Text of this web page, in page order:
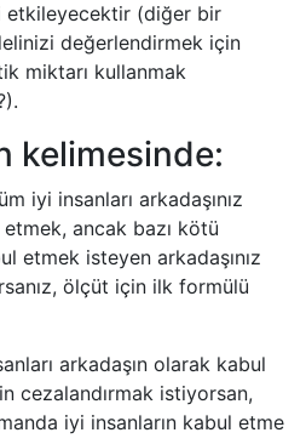
etkileyecektir (diğer bir
değerlendirmek için
miktarı kullanmak
kelimesinde:
iyi insanları arkadaşınız
ancak bazı kötü
etmek isteyen arkadaşınız
ölçüt için ilk formülü
arkadaşın olarak kabul
cezalandırmak istiyorsan,
iyi insanların kabul etme